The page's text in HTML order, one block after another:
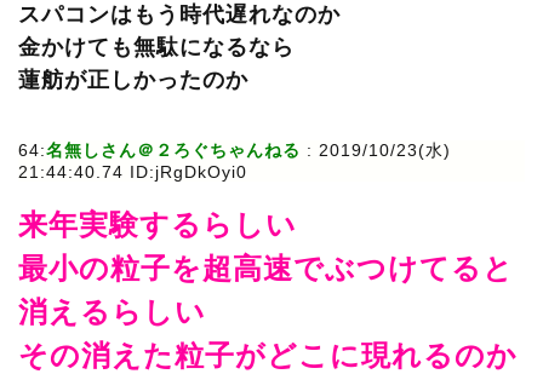
スパコンはもう時代遅れなのか
金かけても無駄になるなら
蓮舫が正しかったのか
64:名無しさん＠２ろぐちゃんねる : 2019/10/23(水)
21:44:40.74 ID:jRgDkOyi0
来年実験するらしい
最小の粒子を超高速でぶつけてると
消えるらしい
その消えた粒子がどこに現れるのか